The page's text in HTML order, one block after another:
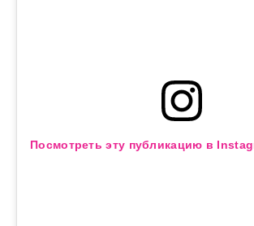
Посмотреть эту публикацию в